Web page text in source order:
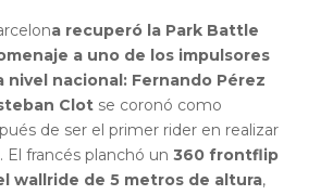
a recuperó la Park Battle
a uno de los impulsores
nivel nacional: Fernando Pérez
Clotse coronó como
de ser el primer rider en realizar
El francés planchó un 360 frontflip
wallride de 5 metros de altura,